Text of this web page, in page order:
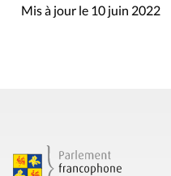
Mis à jour le 10 juin 2022